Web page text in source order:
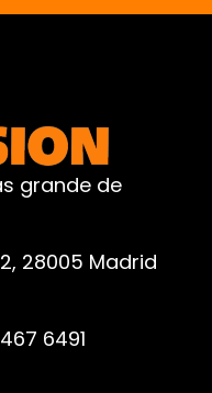
grande de
28005 Madrid
6491